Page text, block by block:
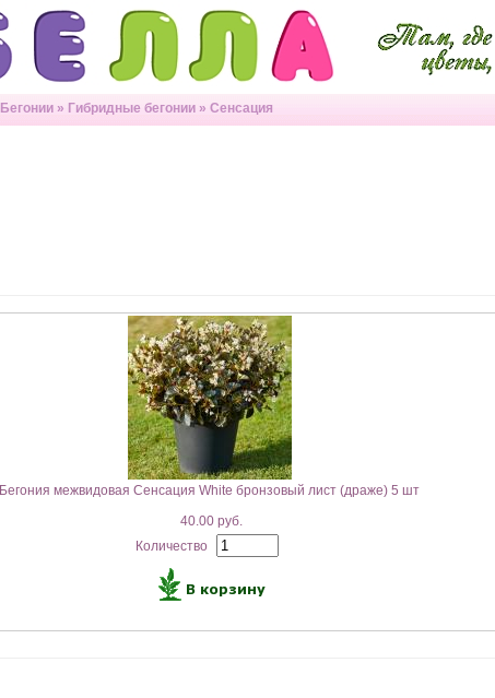
Бегонии » Гибридные бегонии » Сенсация
Бегония межвидовая Сенсация White бронзовый лист (драже) 5 шт
40.00 руб.
Количество